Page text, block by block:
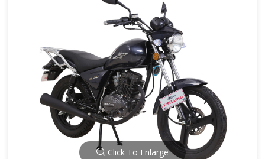
Click To Enlarge